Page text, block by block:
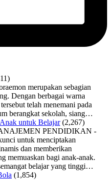
merupakan sebagian
Dengan berbagai warna
telah menemani pada
berangkat sekolah, siang…
untuk Belajar (2,267)
PENDIDIKAN -
untuk menciptakan
dan memberikan
memuaskan bagi anak-anak.
belajar yang tinggi…
(1,854)